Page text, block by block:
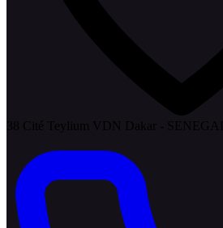
38 Cité Teylium VDN Dakar - SENEGAL